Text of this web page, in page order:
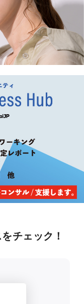
チェック！